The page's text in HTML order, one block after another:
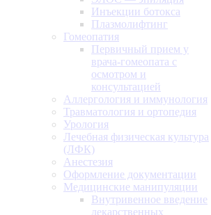
Инъекции ботокса
Плазмолифтинг
Гомеопатия
Первичный прием у
врача-гомеопата с
осмотром и
консультацией
Аллергология и иммунология
Травматология и ортопедия
Урология
Лечебная физическая культура
(ЛФК)
Анестезия
Оформление документации
Медицинские манипуляции
Внутривенное введение
лекарственных